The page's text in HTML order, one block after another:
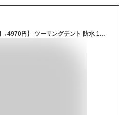
【エントリーでP5倍&14080円→4970円】 ツーリングテント 防水 1台用 テント コンパクト バイクカバー バイクテント ポール不要 軽量 雨よけ 日除け 日よけ 簡単 簡易 アウトドア キャンプ 登山 釣り ソロテント ソロキャンプ Landfield